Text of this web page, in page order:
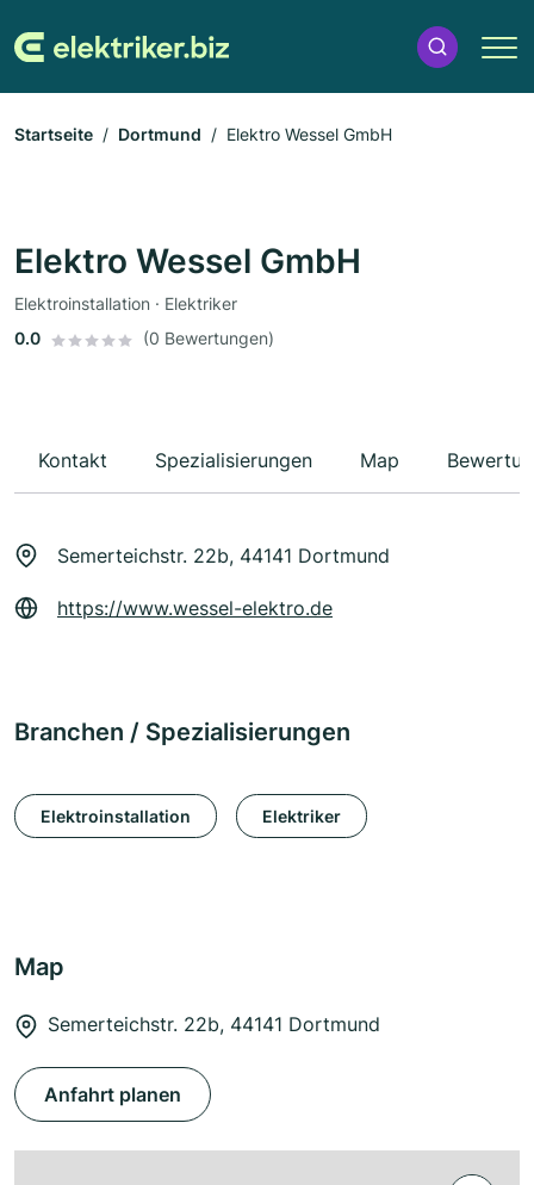
Startseite Dortmund Elektro Wessel GmbH
Elektro Wessel GmbH
Elektroinstallation · Elektriker
0.0
(0 Bewertungen)
Kontakt Spezialisierungen Map
Semerteichstr. 22b, 44141 Dortmund
https://www.wessel-elektro.de
Branchen / Spezialisierungen
Elektroinstallation Elektriker
Map
Semerteichstr. 22b, 44141 Dortmund
Anfahrt planen